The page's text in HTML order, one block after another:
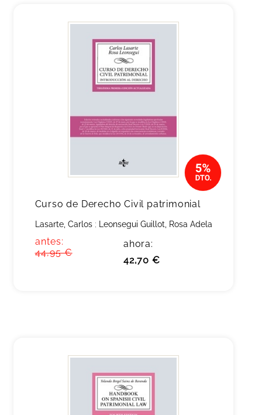
Curso de Derecho Civil patrimonial
Lasarte, Carlos; Leonsegui Guillot, Rosa Adela
antes:
44,95 €
ahora:
42,70 €